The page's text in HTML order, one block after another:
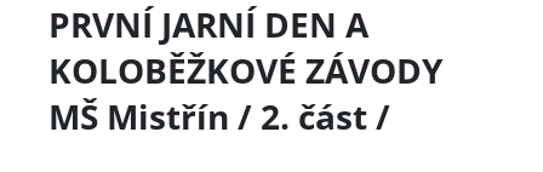
PRVNÍ JARNÍ DEN A
KOLOBĚŽKOVÉ ZÁVODY
MŠ Mistřín / 2. část /